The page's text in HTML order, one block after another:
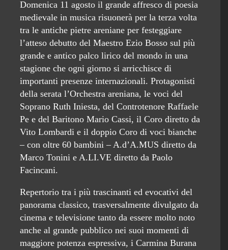
Domenica 11 agosto il grande affresco di poesia
medievale in musica risuonerà per la terza volta
tra le antiche pietre areniane per festeggiare
l’atteso debutto del Maestro Ezio Bosso sul più
grande e antico palco lirico del mondo in una
stagione che ogni giorno si arricchisce di
importanti presenze internazionali. Protagonisti
della serata l’Orchestra areniana, le voci del
Soprano Ruth Iniesta, del Controtenore Raffaele
Pe e del Baritono Mario Cassi, il Coro diretto da
Vito Lombardi e il doppio Coro di voci bianche
– con oltre 60 bambini – A.d’A.MUS diretto da
Marco Tonini e A.LI.VE diretto da Paolo
Facincani.
Repertorio tra i più trascinanti ed evocativi del
panorama classico, trasversalmente divulgato da
cinema e televisione tanto da essere molto noto
anche al grande pubblico nei suoi momenti di
maggiore potenza espressiva, i Carmina Burana